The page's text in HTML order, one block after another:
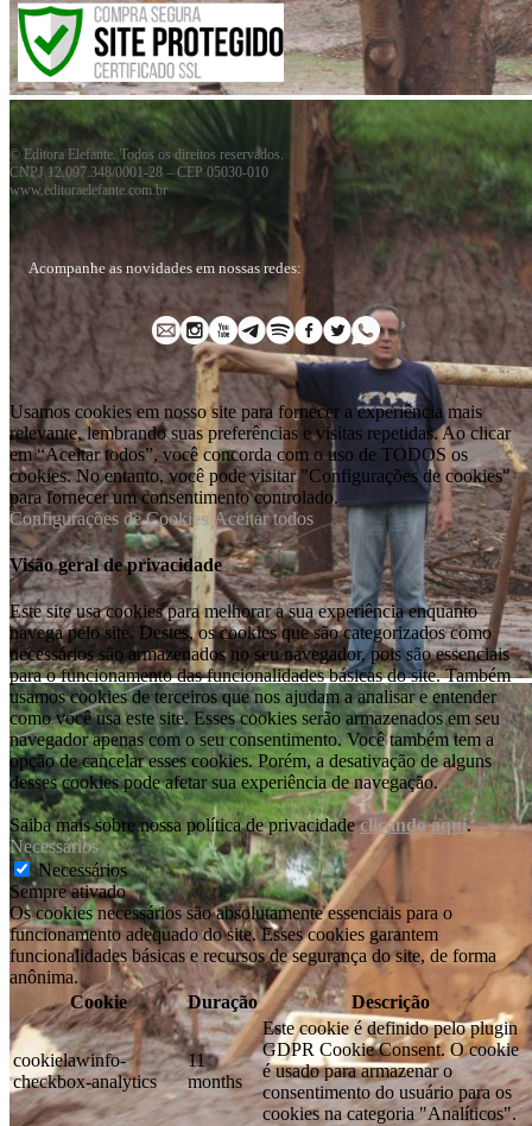
© Editora Elefante. Todos os direitos reservados.
CNPJ 12.097.348/0001-28 – CEP 05030-010
www.editoraelefante.com.br
Acompanhe as novidades em nossas redes:
Usamos cookies em nosso site para fornecer a experiência mais
relevante, lembrando suas preferências e visitas repetidas. Ao clicar
em “Aceitar todos”, você concorda com o uso de TODOS os
cookies. No entanto, você pode visitar "Configurações de cookies"
para fornecer um consentimento controlado.
Configurações de Cookies Aceitar todos
Visão geral de privacidade
Este site usa cookies para melhorar a sua experiência enquanto
navega pelo site. Destes, os cookies que são categorizados como
necessários são armazenados no seu navegador, pois são essenciais
para o funcionamento das funcionalidades básicas do site. Também
usamos cookies de terceiros que nos ajudam a analisar e entender
como você usa este site. Esses cookies serão armazenados em seu
navegador apenas com o seu consentimento. Você também tem a
opção de cancelar esses cookies. Porém, a desativação de alguns
desses cookies pode afetar sua experiência de navegação.
Saiba mais sobre nossa política de privacidadeclicando aqui.
Necessários
Necessários
Sempre ativado
Os cookies necessários são absolutamente essenciais para o
funcionamento adequado do site. Esses cookies garantem
funcionalidades básicas e recursos de segurança do site, de forma
anônima.
Cookie
Duração Descrição
cookielawinfo-
checkbox-analytics
11
months
Este cookie é definido pelo plugin
GDPR Cookie Consent. O cookie
é usado para armazenar o
consentimento do usuário para os
cookies na categoria "Analíticos".